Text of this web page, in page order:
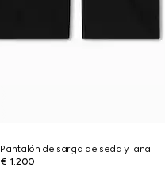
Pantalón de sarga de seda y lana
€ 1.200